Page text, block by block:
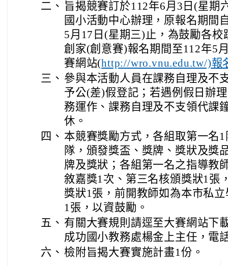
二、 旨揭競賽訂於112年6月3日(星期
國小活動中心辦理，原報名期間
5月17日(星期三)止，為鼓勵各
創家(創意賽)報名期間至112年5
賽網站(http://wro.vnu.edu.tw/)報
三、 參與本活動人員在課務自理及不
予公(差)假登記；若遇例假日辦
務運作、課務自理及不支領代課
休。
四、 本競賽獎勵方式，各組取第一名
隊，頒發獎盃、獎牌、獎狀及獎
牌及獎狀；各組第一名之指導教
敘嘉獎1次、第三名核頒獎狀1張
獎狀1張，前開教師如為本市私
1張，以資鼓勵。
五、 有關大賽規則請逕至大賽網站下
成功國小教務處楊金上主任，電
六、 檢附旨揭大賽實施計畫1份。